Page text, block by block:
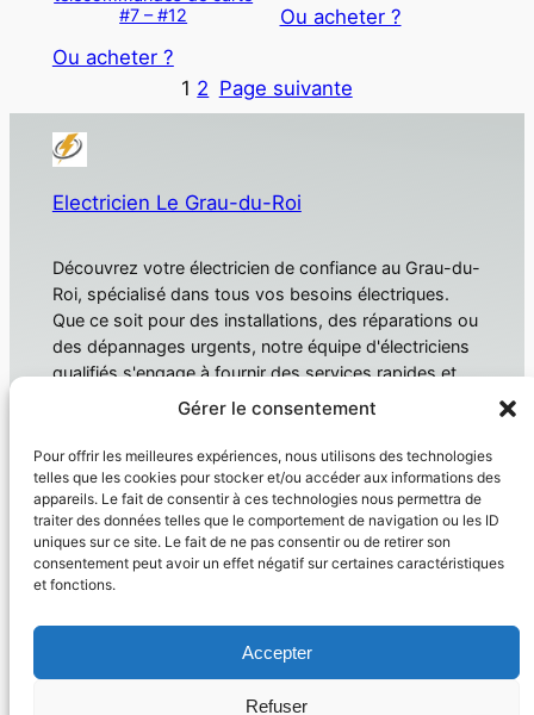
Gérer le consentement
Pour offrir les meilleures expériences, nous utilisons des technologies
telles que les cookies pour stocker et/ou accéder aux informations des
appareils. Le fait de consentir à ces technologies nous permettra de
traiter des données telles que le comportement de navigation ou les ID
uniques sur ce site. Le fait de ne pas consentir ou de retirer son
consentement peut avoir un effet négatif sur certaines caractéristiques
et fonctions.
Accepter
Refuser
#7 – #12
Ou acheter ?
Ou acheter ?
1 2 Page suivante
Electricien Le Grau-du-Roi
Découvrez votre électricien de confiance au Grau-du-
Roi, spécialisé dans tous vos besoins électriques.
Que ce soit pour des installations, des réparations ou
des dépannages urgents, notre équipe d'électriciens
qualifiés s'engage à fournir des services rapides et
fiables. Électricien Le Grau-du-Roi
À propos
Domotique
Électricien
Produit
Confidentialité
Politique de confidentialité
Conditions générales
Nous contacter
Réseaux sociaux